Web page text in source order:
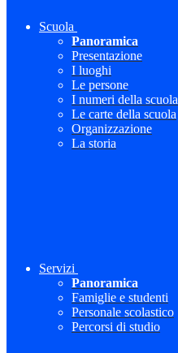
Scuola
Panoramica
Presentazione
I luoghi
Le persone
I numeri della scuola
Le carte della scuola
Organizzazione
La storia
Servizi
Panoramica
Famiglie e studenti
Personale scolastico
Percorsi di studio